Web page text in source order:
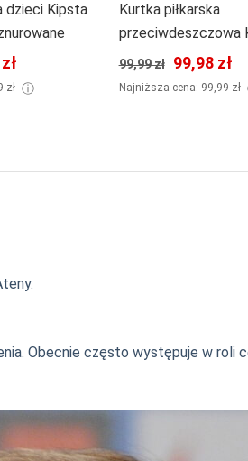
dzieci Kipsta
zł ⓘ
Kurtka piłkarska
przeciwdeszczowa
Viralto Club
99,99 zł 99,98 zł
Najniższa cena: 99,99 zł
Obecnie często występuje w roli